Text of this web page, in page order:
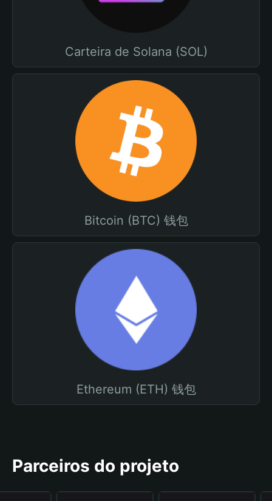
Carteira de Solana (SOL)
Bitcoin (BTC) 钱包
Ethereum (ETH) 钱包
Parceiros do projeto